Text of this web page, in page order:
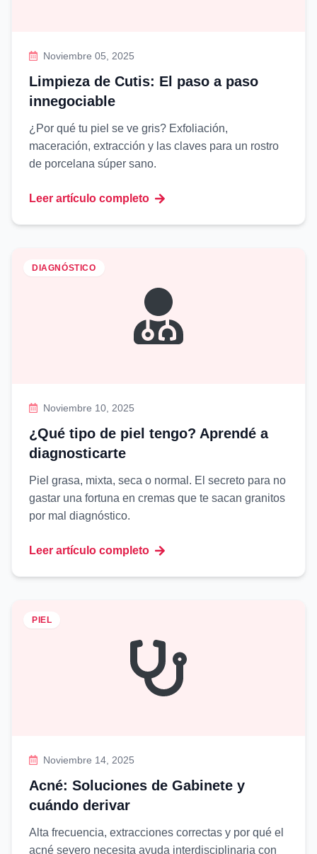
Noviembre 05, 2025
Limpieza de Cutis: El paso a paso
innegociable
¿Por qué tu piel se ve gris? Exfoliación,
maceración, extracción y las claves para un rostro
de porcelana súper sano.
Leer artículo completo
DIAGNÓSTICO
Noviembre 10, 2025
¿Qué tipo de piel tengo? Aprendé a
diagnosticarte
Piel grasa, mixta, seca o normal. El secreto para no
gastar una fortuna en cremas que te sacan granitos
por mal diagnóstico.
Leer artículo completo
PIEL
Noviembre 14, 2025
Acné: Soluciones de Gabinete y
cuándo derivar
Alta frecuencia, extracciones correctas y por qué el
acné severo necesita ayuda interdisciplinaria con